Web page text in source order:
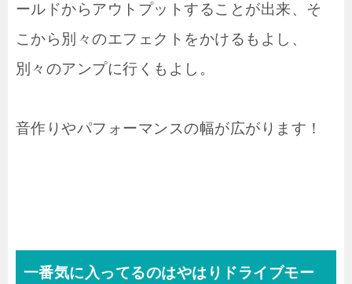
ールドからアウトプットすることが出来、そ
こから別々のエフェクトをかけるもよし、
別々のアンプに行くもよし。
音作りやパフォーマンスの幅が広がります！
一番気に入ってるのはやはりドライブモー